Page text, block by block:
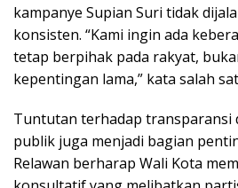
kampanye Supian Suri tidak
konsisten. “Kami ingin ada
tetap berpihak pada rakyat,
kepentingan lama,” kata salah
Tuntutan terhadap transparansi
publik juga menjadi bagian
Relawan berharap Wali Kota